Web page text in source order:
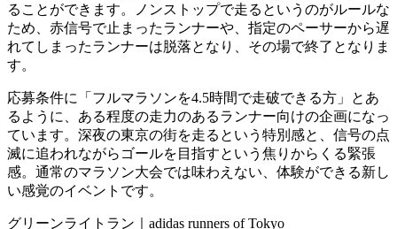
ることができます。ノンストップで走るというのがルールな
ため、赤信号で止まったランナーや、指定のペーサーから遅
れてしまったランナーは脱落となり、その場で終了となりま
す。
応募条件に「フルマラソンを4.5時間で走破できる方」とあ
るように、ある程度の走力のあるランナー向けの企画になっ
ています。深夜の東京の街を走るという特別感と、信号の点
滅に追われながらゴールを目指すという焦りからくる緊張
感。通常のマラソン大会では味わえない、体験ができる新し
い感覚のイベントです。
グリーンライトラン｜adidas runners of Tokyo